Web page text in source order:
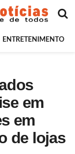
ENTRETENIMENTO
em
em
de lojas